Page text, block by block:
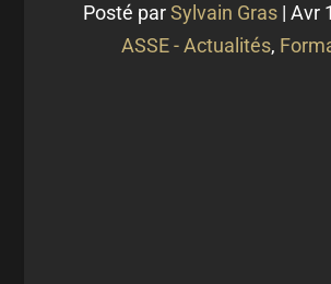
Posté parSylvain Gras| Avr
ASSE - Actualités,